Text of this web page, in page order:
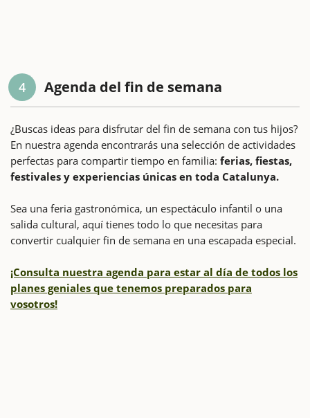
4 Agenda del fin de semana
¿Buscas ideas para disfrutar del fin de semana con tus hijos?
En nuestra agenda encontrarás una selección de actividades
perfectas para compartir tiempo en familia: ferias, fiestas,
festivales y experiencias únicas en toda Catalunya.
Sea una feria gastronómica, un espectáculo infantil o una
salida cultural, aquí tienes todo lo que necesitas para
convertir cualquier fin de semana en una escapada especial.
¡Consulta nuestra agenda para estar al día de todos los
planes geniales que tenemos preparados para
vosotros!